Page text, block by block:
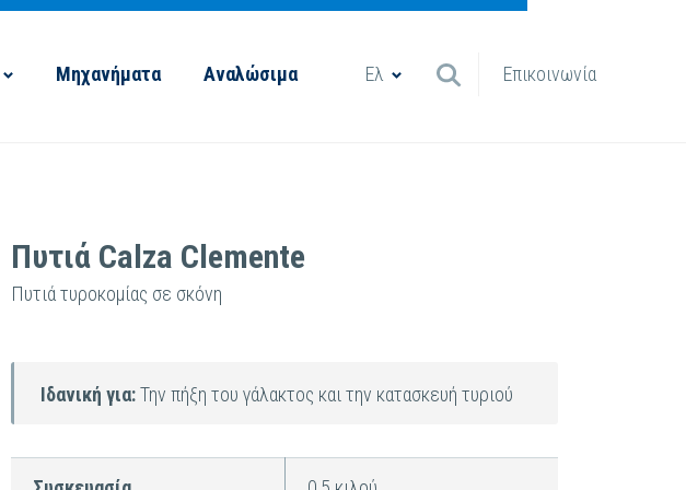
Μηχανήματα Αναλώσιμα Ελ Επικοινωνία
Πυτιά Calza Clemente
Πυτιά τυροκομίας σε σκόνη
Ιδανική για:Την πήξη του γάλακτος και την κατασκευή τυριού